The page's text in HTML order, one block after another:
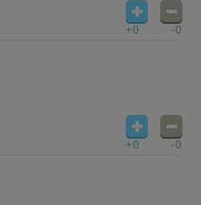
+0 -0
+0 -0